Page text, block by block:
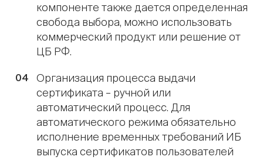
компоненте также дается определенная
свобода выбора, можно использовать
коммерческий продукт или решение от
ЦБ РФ.
Организация процесса выдачи
сертификата – ручной или
автоматический процесс. Для
автоматического режима обязательно
исполнение временных требований ИБ
выпуска сертификатов пользователей